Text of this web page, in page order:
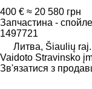
400 € ≈ 20 580 грн
Запчастина -
1497721
Литва, Šiaulių raj.
Vaidoto Stravinsko
Зв'язатися з